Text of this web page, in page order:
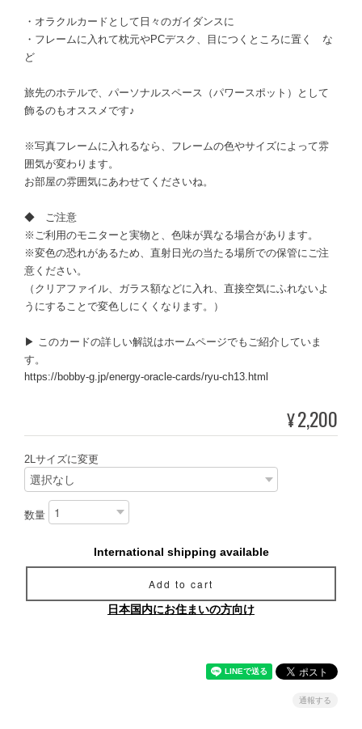
・オラクルカードとして日々のガイダンスに
・フレームに入れて枕元やPCデスク、目につくところに置く な
ど
旅先のホテルで、パーソナルスペース（パワースポット）として
飾るのもオススメです♪
※写真フレームに入れるなら、フレームの色やサイズによって雰
囲気が変わります。
お部屋の雰囲気にあわせてくださいね。
◆ ご注意
※ご利用のモニターと実物と、色味が異なる場合があります。
※変色の恐れがあるため、直射日光の当たる場所での保管にご注
意ください。
（クリアファイル、ガラス額などに入れ、直接空気にふれないよ
うにすることで変色しにくくなります。）
▶ このカードの詳しい解説はホームページでもご紹介していま
す。
https://bobby-g.jp/energy-oracle-cards/ryu-ch13.html
¥2,200
2Lサイズに変更
数量
International shipping available
Add to cart
日本国内にお住まいの方向け
通報する